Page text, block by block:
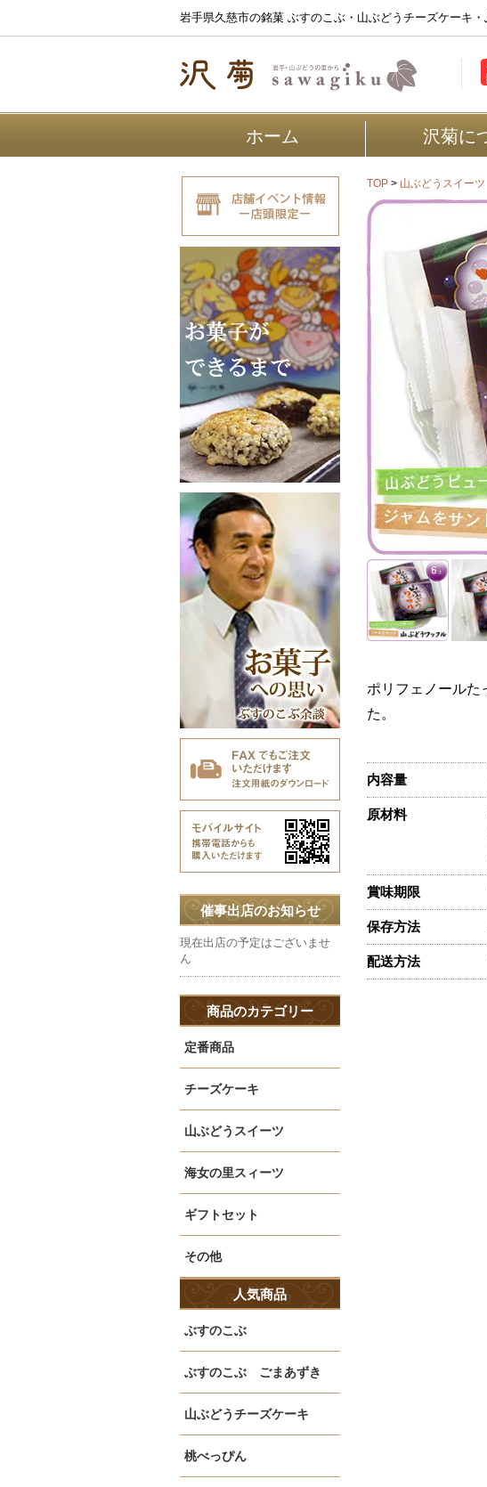
岩手県久慈市の銘菓 ぶすのこぶ・山ぶどうチーズケーキ
ホーム 沢菊に
TOP > 山ぶどうスイーツ
ポリフェノールた
た。
内容量
原材料
賞味期限
保存方法
配送方法
催事出店のお知らせ
現在出店の予定はございませ
ん
商品のカテゴリー
定番商品
チーズケーキ
山ぶどうスイーツ
海女の里スィーツ
ギフトセット
その他
人気商品
ぶすのこぶ
ぶすのこぶ ごまあずき
山ぶどうチーズケーキ
桃べっぴん